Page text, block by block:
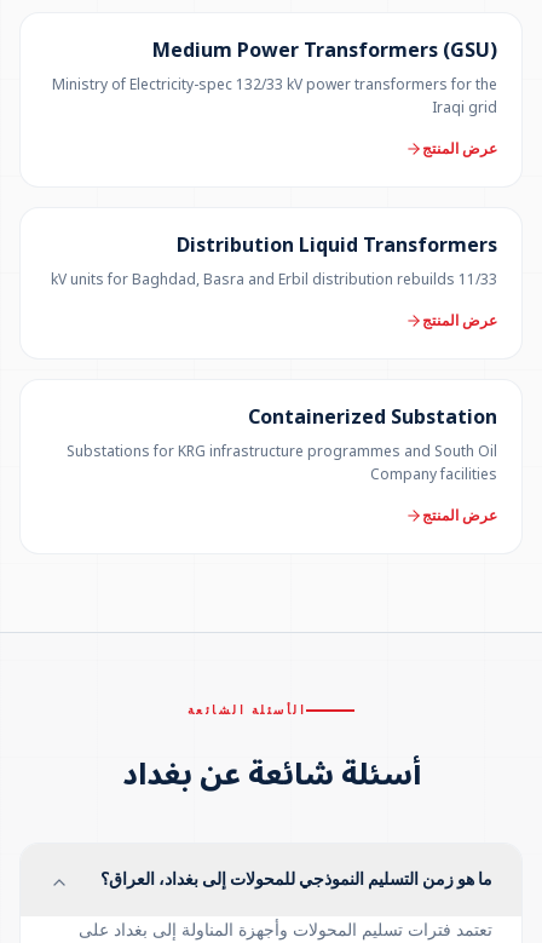
Medium Power Transformers (GSU)
Ministry of Electricity-spec 132/33 kV power transformers for the
Iraqi grid
عرض المنتج
Distribution Liquid Transformers
11/33 kV units for Baghdad, Basra and Erbil distribution rebuilds
عرض المنتج
Containerized Substation
Substations for KRG infrastructure programmes and South Oil
Company facilities
عرض المنتج
الأسئلة الشائعة
أسئلة شائعة عن بغداد
ما هو زمن التسليم النموذجي للمحولات إلى بغداد، العراق؟
تعتمد فترات تسليم المحولات وأجهزة المناولة إلى بغداد على